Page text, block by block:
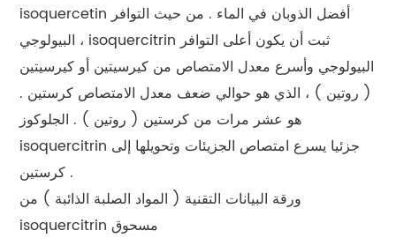
isoquercetin أفضل الذوبان في الماء . من حيث التوافر
البيولوجي ، isoquercitrin ثبت أن يكون أعلى التوافر
البيولوجي وأسرع معدل الامتصاص من كيرسيتين أو كيرسيتين
( روتين ) ، الذي هو حوالي ضعف معدل الامتصاص كرستين .
هو عشر مرات من كرستين ( روتين ) . الجلوكوز
isoquercitrin جزئيا يسرع امتصاص الجزيئات وتحويلها إلى
كرستين .
ورقة البيانات التقنية ( المواد الصلبة الذائبة ) من
isoquercitrin مسحوق